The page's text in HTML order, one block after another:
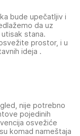
bude upečatljiv i
da uz
stana.
prostor, i u
ideja .
nije potrebno
pojedinih
osvežiće
komad nameštaja